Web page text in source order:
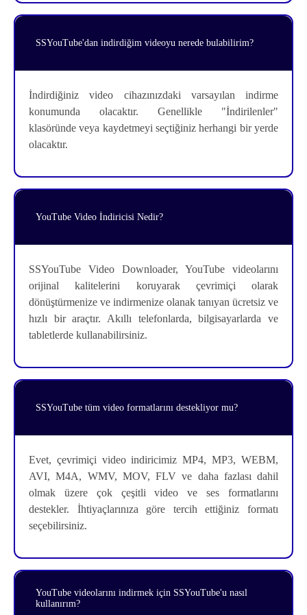
SSYouTube'dan indirdiğim videoyu nerede bulabilirim?
İndirdiğiniz video cihazınızdaki varsayılan indirme
konumunda olacaktır. Genellikle "İndirilenler"
klasöründe veya kaydetmeyi seçtiğiniz herhangi bir yerde
olacaktır.
YouTube Video İndiricisi Nedir?
SSYouTube Video Downloader, YouTube videolarını
orijinal kalitelerini koruyarak çevrimiçi olarak
dönüştürmenize ve indirmenize olanak tanıyan ücretsiz ve
hızlı bir araçtır. Akıllı telefonlarda, bilgisayarlarda ve
tabletlerde kullanabilirsiniz.
SSYouTube tüm video formatlarını destekliyor mu?
Evet, çevrimiçi video indiricimiz MP4, MP3, WEBM,
AVI, M4A, WMV, MOV, FLV ve daha fazlası dahil
olmak üzere çok çeşitli video ve ses formatlarını
destekler. İhtiyaçlarınıza göre tercih ettiğiniz formatı
seçebilirsiniz.
YouTube videolarını indirmek için SSYouTube'u nasıl
kullanırım?